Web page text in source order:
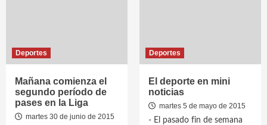
Deportes
Mañana comienza el
segundo período de
pases en la Liga
martes 30 de junio de 2015
Deportes
El deporte en mini
noticias
martes 5 de mayo de 2015
- El pasado fin de semana